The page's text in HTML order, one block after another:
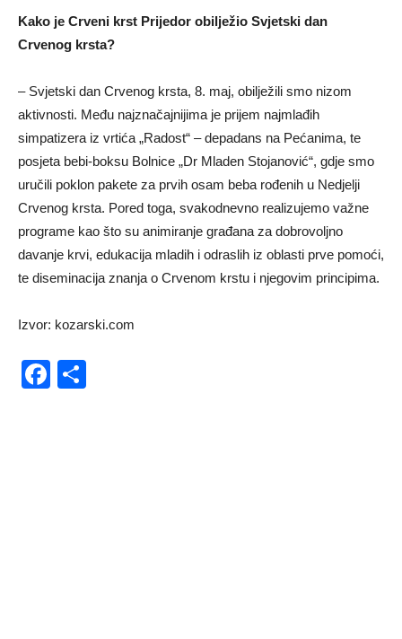
Kako je Crveni krst Prijedor obilјežio Svjetski dan
Crvenog krsta?
– Svjetski dan Crvenog krsta, 8. maj, obilјežili smo nizom
aktivnosti. Među najznačajnijima je prijem najmlađih
simpatizera iz vrtića „Radost“ – depadans na Pećanima, te
posjeta bebi-boksu Bolnice „Dr Mladen Stojanović“, gd‌je smo
uručili poklon pakete za prvih osam beba rođenih u Ned‌jelјi
Crvenog krsta. Pored toga, svakodnevno realizujemo važne
programe kao što su animiranje građana za dobrovolјno
davanje krvi, edukacija mladih i odraslih iz oblasti prve pomoći,
te diseminacija znanja o Crvenom krstu i njegovim principima.
Izvor: kozarski.com
Facebook